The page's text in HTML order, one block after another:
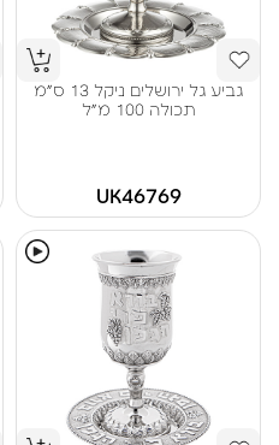
גביע גל ירושלים ניקל 13 ס"מ
תכולה 100 מ"ל
UK46769